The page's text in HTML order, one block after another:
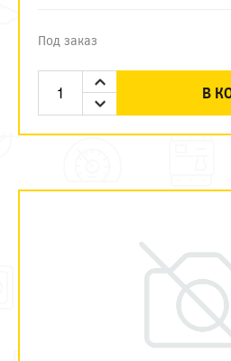
Под заказ
В